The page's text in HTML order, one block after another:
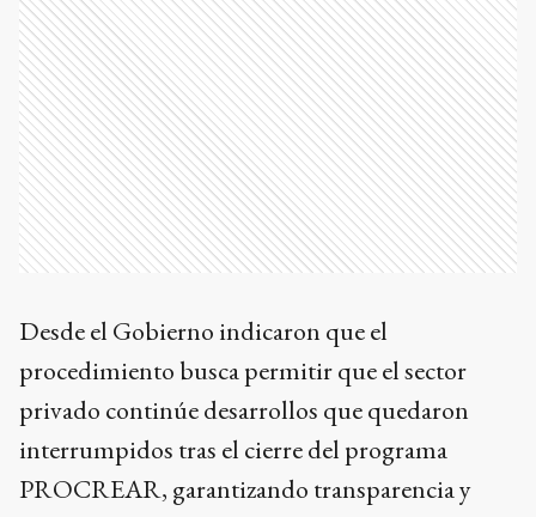
Desde el Gobierno indicaron que el
procedimiento busca permitir que el sector
privado continúe desarrollos que quedaron
interrumpidos tras el cierre del programa
PROCREAR, garantizando transparencia y